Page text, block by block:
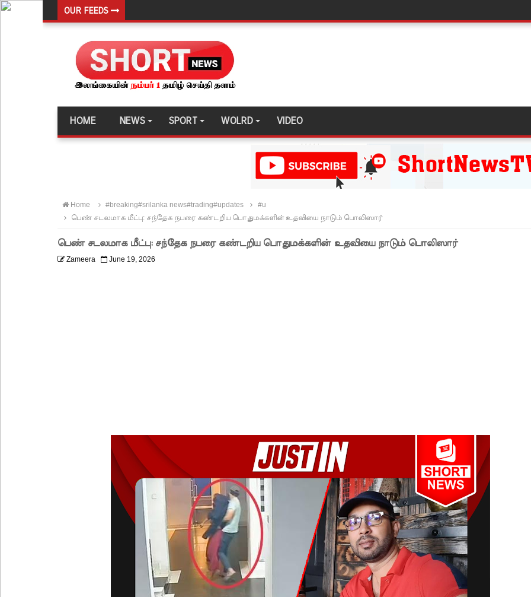
OUR FEEDS
யாழ்.சிறைச்சாலையிலும் விசேட பாதுகாப்பு நடவடிக்கை!
இலங்கை அணியின் பலம் துடுப்பாட்டத்திலேயே உள்ளது!
லலித் - குகன் காணாமற்போன வழக்கு கோட்டாபய ராஜபக்ச செப்டம்பர் 29ஆம் தேதி காணொளி மூலம் சாட்சியமளிக்க
நாட்டில் தொடரும் சிறைக்கலவரங்கள் - முப்படையினருக்கு விடுக்கப்பட்ட அறிவிப்பு!
பேராதனைப் பல்கலை மாணவர்களுக்கான முக்கிய அறிவிப்பு
குருவிட்ட மற்றும் பல்லன்சேன சிறைச்சாலைகளின் நிலைமை கட்டுப்பாட்டுக்குள்!
HOME NEWS SPORT WOLRD VIDEO
Home #breaking#srilanka news#trading#updates
#u
பெண் சடலமாக மீட்பு: சந்தேக நபரை கண்டறிய பொதுமக்களின் உதவியை நாடும் பொலிஸார்
பெண் சடலமாக மீட்பு: சந்தேக நபரை கண்டறிய பொதுமக்களின் உதவியை நாடும் பொலிஸார்
Zameera June 19, 2026